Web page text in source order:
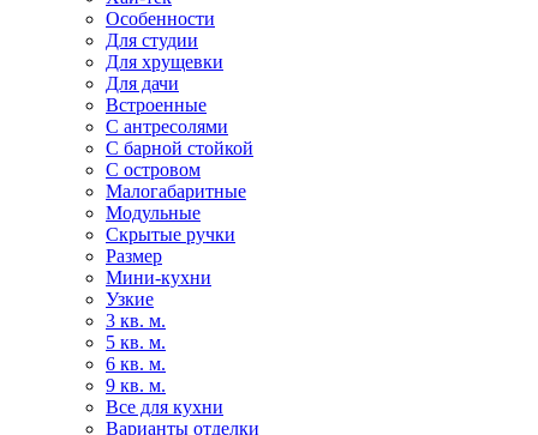
Особенности
Для студии
Для хрущевки
Для дачи
Встроенные
С антресолями
С барной стойкой
С островом
Малогабаритные
Модульные
Скрытые ручки
Размер
Мини-кухни
Узкие
3 кв. м.
5 кв. м.
6 кв. м.
9 кв. м.
Все для кухни
Варианты отделки